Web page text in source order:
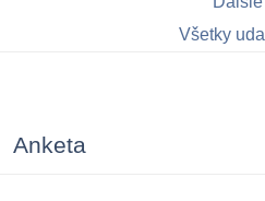
Všetky
Anketa